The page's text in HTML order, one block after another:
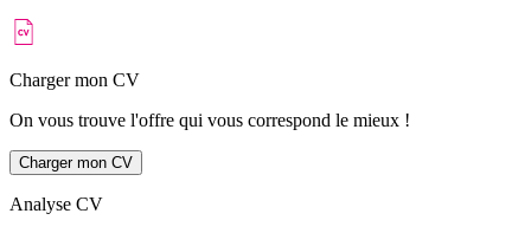
Charger mon CV
On vous trouve l'offre qui vous correspond le mieux !
Charger mon CV
Analyse CV